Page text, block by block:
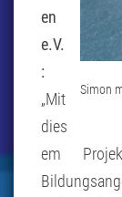
Simon
en
e.V.
:
„Mit
dies
em